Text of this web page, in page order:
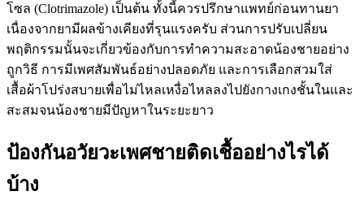
โซล (Clotrimazole) เป็นต้น ทั้งนี้ควรปรึกษาแพทย์ก่อนทานยา
เนื่องจากยามีผลข้างเคียงที่รุนแรงครับ ส่วนการปรับเปลี่ยน
พฤติกรรมนั้นจะเกี่ยวข้องกับการทำความสะอาดน้องชายอย่าง
ถูกวิธี การมีเพศสัมพันธ์อย่างปลอดภัย และการเลือกสวมใส่
เสื้อผ้าโปร่งสบายเพื่อไม่ไหลเหงื่อไหลลงไปยังกางเกงชั้นในและ
สะสมจนน้องชายมีปัญหาในระยะยาว
ป้องกันอวัยวะเพศชายติดเชื้ออย่างไรได้
บ้าง